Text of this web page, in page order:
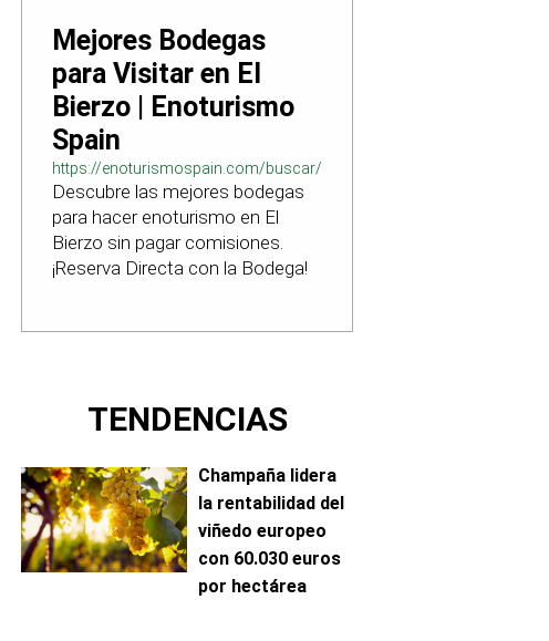
Mejores Bodegas
para Visitar en El
Bierzo | Enoturismo
Spain
https://enoturismospain.com/buscar/ciudad-
visitar-bodegas-en-leon
Descubre las mejores bodegas
para hacer enoturismo en El
Bierzo sin pagar comisiones.
¡Reserva Directa con la Bodega!
TENDENCIAS
Champaña lidera
la rentabilidad del
viñedo europeo
con 60.030 euros
por hectárea